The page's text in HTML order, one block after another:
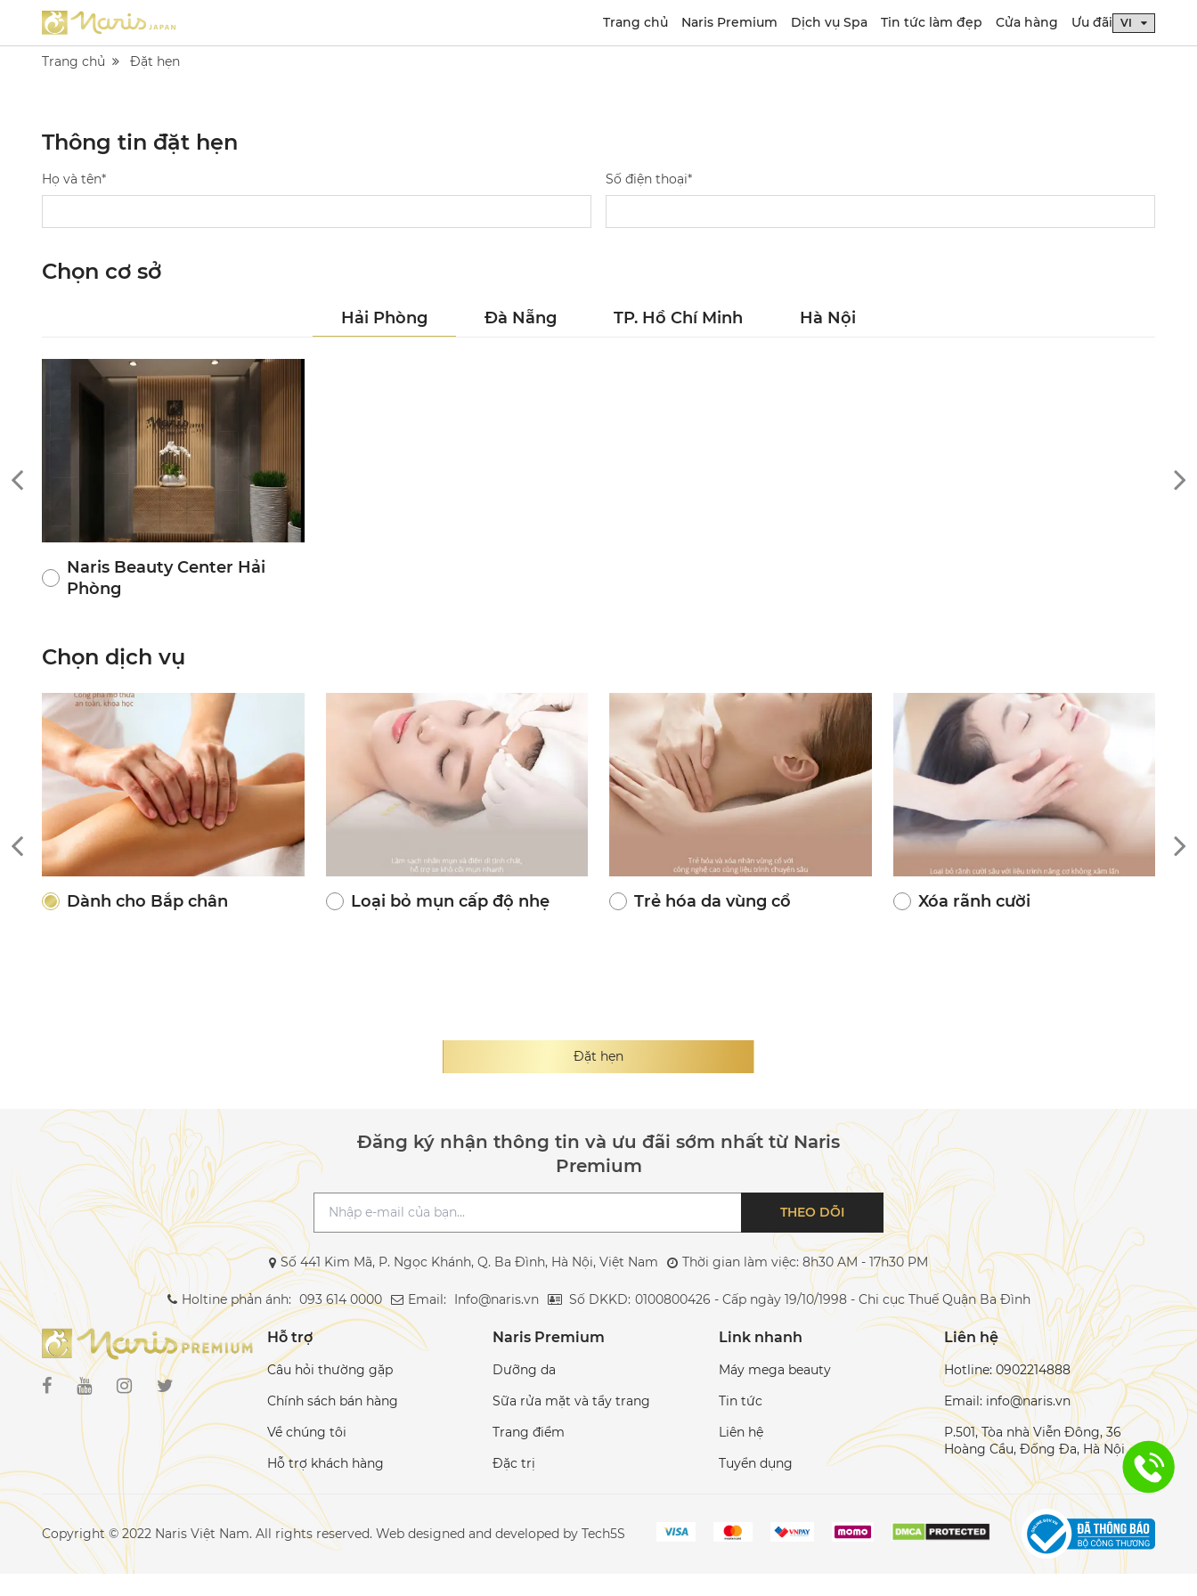
Trang chủ Naris Premium Dịch vụ Spa Tin tức làm đẹp Cửa hàng Ưu đãi
Trang chủ Đặt hẹn
Thông tin đặt hẹn
Họ và tên* Số điện thoại*
Chọn cơ sở
Hải Phòng Đà Nẵng TP. Hồ Chí Minh Hà Nội
Naris Beauty Center Hải
Phòng
Chọn dịch vụ
Dành cho Bắp chân Loại bỏ mụn cấp độ nhẹ Trẻ hóa da vùng cổ Xóa rãnh cười
Đặt hẹn
Đăng ký nhận thông tin và ưu đãi sớm nhất từ Naris
Premium
THEO DÕI
Số 441 Kim Mã, P. Ngọc Khánh, Q. Ba Đình, Hà Nội, Việt Nam Thời gian làm việc: 8h30 AM - 17h30 PM
Holtine phản ánh: 093 614 0000 Email: Info@naris.vn Số DKKD: 0100800426 - Cấp ngày 19/10/1998 - Chi cục Thuế Quận Ba Đình
Hỗ trợ
Câu hỏi thường gặp
Chính sách bán hàng
Về chúng tôi
Hỗ trợ khách hàng
Naris Premium
Dưỡng da
Sữa rửa mặt và tẩy trang
Trang điểm
Đặc trị
Link nhanh
Máy mega beauty
Tin tức
Liên hệ
Tuyển dụng
Liên hệ
Hotline: 0902214888
Email: info@naris.vn
P.501, Tòa nhà Viễn Đông, 36
Hoàng Cầu, Đống Đa, Hà Nội
Copyright © 2022 Naris Việt Nam. All rights reserved. Web designed and developed by Tech5S